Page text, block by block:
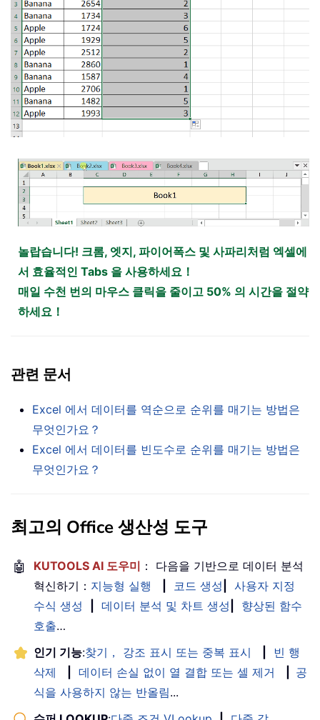
놀랍습니다! 크롬, 엣지, 파이어폭스 및 사파리처럼 엑셀에
서 효율적인 Tabs 을 사용하세요！
매일 수천 번의 마우스 클릭을 줄이고 50% 의 시간을 절약
하세요！
관련 문서
Excel 에서 데이터를 역순으로 순위를 매기는 방법은
무엇인가요？
Excel 에서 데이터를 빈도수로 순위를 매기는 방법은
무엇인가요？
최고의 Office 생산성 도구
🤖 KUTOOLS AI 도우미 ： 다음을 기반으로 데이터 분석
혁신하기： 지능형 실행 코드 생성
사용자 지정
수식 생성
데이터 분석 및 차트 생성
향상된 함수
호출…
인기 기능:찾기， 강조 표시 또는 중복 표시
빈 행
삭제
데이터 손실 없이 열 결합 또는 셀 제거
공
식을 사용하지 않는 반올림...